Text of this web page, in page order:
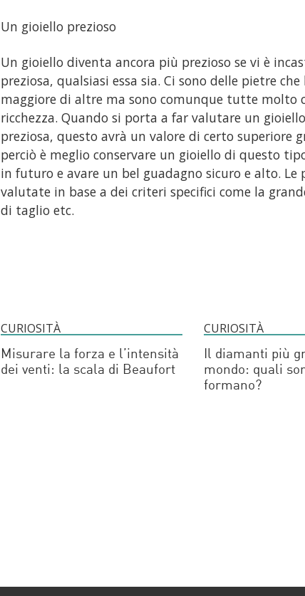
Un gioiello prezioso
Un gioiello diventa ancora più prezioso se vi è
preziosa, qualsiasi essa sia. Ci sono delle pietre
maggiore di altre ma sono comunque tutte molto
ricchezza. Quando si porta a far valutare un
preziosa, questo avrà un valore di certo superiore
perciò è meglio conservare un gioiello di questo
in futuro e avare un bel guadagno sicuro e alto. Le
valutate in base a dei criteri specifici come la
di taglio etc.
CURIOSITÀ
Misurare la forza e l’intensità
dei venti: la scala di Beaufort
CURIOSITÀ
Il diamanti più
mondo: quali
formano?